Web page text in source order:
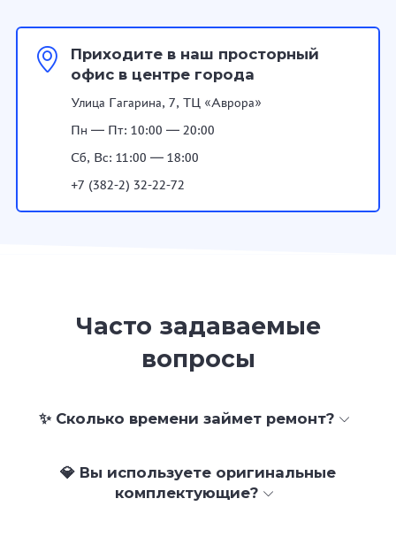
Приходите в наш просторный
офис в центре города
Улица Гагарина, 7, ТЦ «Аврора»
Пн — Пт: 10:00 — 20:00
Сб, Вс: 11:00 — 18:00
+7 (382-2) 32-22-72
Часто задаваемые
вопросы
✨ Сколько времени займет ремонт?
💎 Вы используете оригинальные
комплектующие?